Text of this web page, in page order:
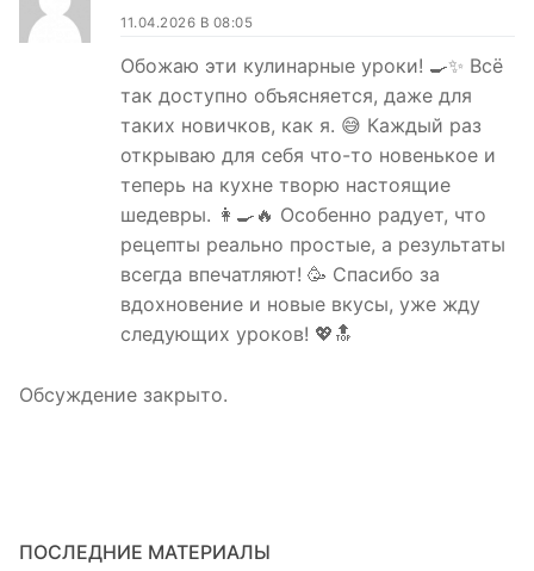
11.04.2026 В 08:05
Обожаю эти кулинарные уроки! 🍳✨ Всё
так доступно объясняется, даже для
таких новичков, как я. 😅 Каждый раз
открываю для себя что-то новенькое и
теперь на кухне творю настоящие
шедевры. 👩‍🍳🔥 Особенно радует, что
рецепты реально простые, а результаты
всегда впечатляют! 🥳 Спасибо за
вдохновение и новые вкусы, уже жду
следующих уроков! 💖🔝
Обсуждение закрыто.
ПОСЛЕДНИЕ МАТЕРИАЛЫ